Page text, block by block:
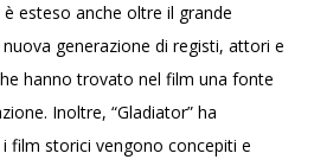
è esteso anche oltre il grande
generazione di registi, attori e
hanno trovato nel film una fonte
Inoltre, “Gladiator” ha
film storici vengono concepiti e